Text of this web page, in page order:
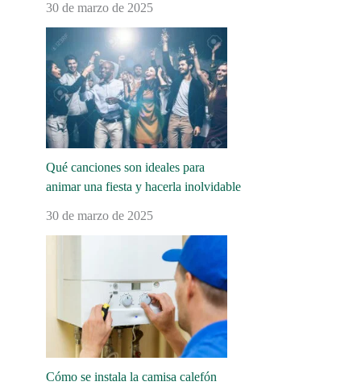
30 de marzo de 2025
Qué canciones son ideales para
animar una fiesta y hacerla inolvidable
30 de marzo de 2025
Cómo se instala la camisa calefón